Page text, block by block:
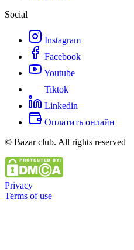
Social
Instagram
Facebook
Youtube
Tiktok
Linkedin
Оплатить онлайн
© Bazar club. All rights reserved
Privacy
Terms of use